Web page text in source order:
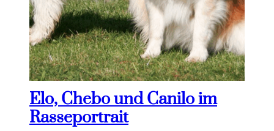
Elo, Chebo und Canilo im
Rasseportrait